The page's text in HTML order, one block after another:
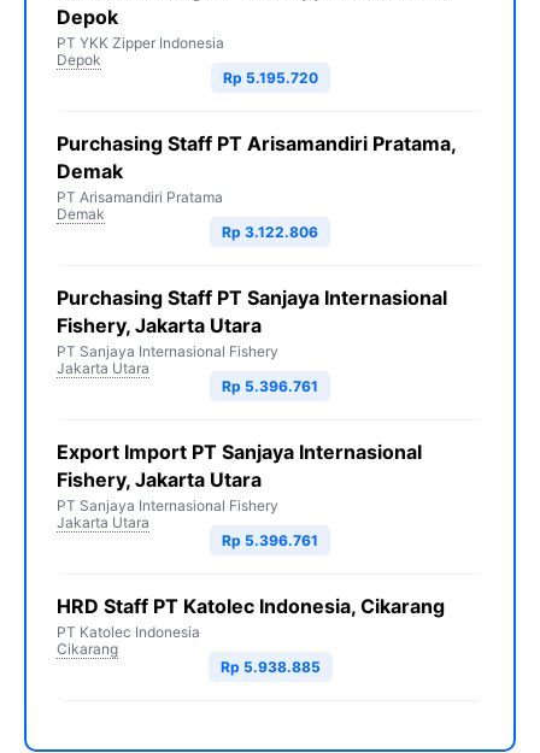
Depok
PT YKK Zipper Indonesia
Depok
Rp 5.195.720
Purchasing Staff PT Arisamandiri Pratama,
Demak
PT Arisamandiri Pratama
Demak
Rp 3.122.806
Purchasing Staff PT Sanjaya Internasional
Fishery, Jakarta Utara
PT Sanjaya Internasional Fishery
Jakarta Utara
Rp 5.396.761
Export Import PT Sanjaya Internasional
Fishery, Jakarta Utara
PT Sanjaya Internasional Fishery
Jakarta Utara
Rp 5.396.761
HRD Staff PT Katolec Indonesia, Cikarang
PT Katolec Indonesia
Cikarang
Rp 5.938.885